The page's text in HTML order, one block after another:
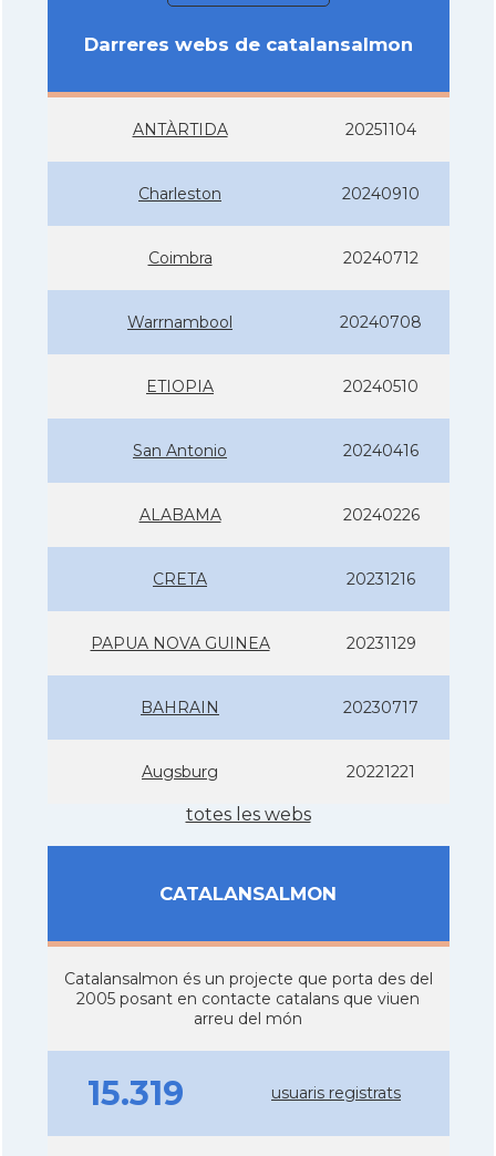
Darreres webs de catalansalmon
ANTÀRTIDA 20251104
Charleston 20240910
Coimbra 20240712
Warrnambool 20240708
ETIOPIA 20240510
San Antonio 20240416
ALABAMA 20240226
CRETA 20231216
PAPUA NOVA GUINEA 20231129
BAHRAIN 20230717
Augsburg 20221221
totes les webs
CATALANSALMON
Catalansalmon és un projecte que porta des del
2005 posant en contacte catalans que viuen
arreu del món
15.319 usuaris registrats